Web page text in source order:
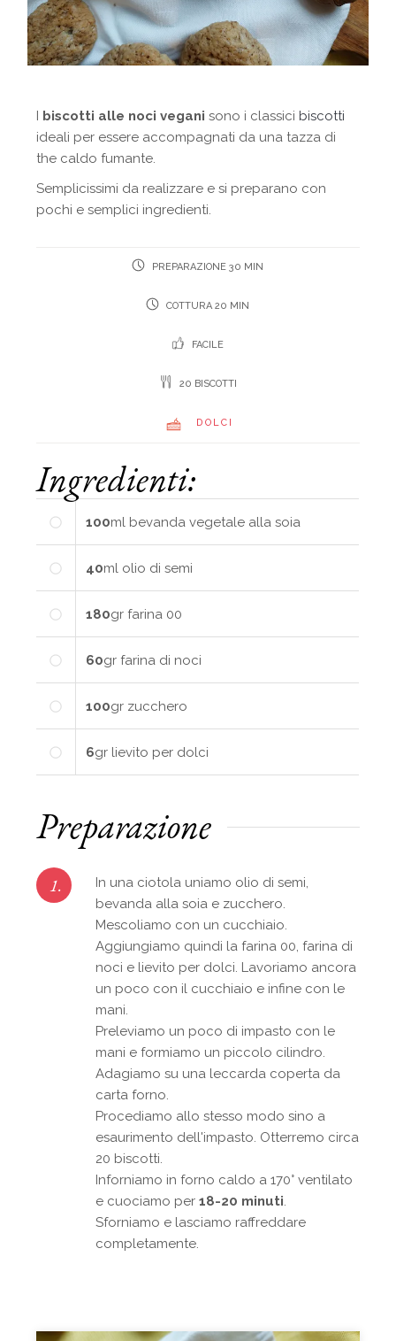
I biscotti alle noci veganisono i classici biscotti
ideali per essere accompagnati da una tazza di
the caldo fumante.
Semplicissimi da realizzare e si preparano con
pochi e semplici ingredienti.
PREPARAZIONE 30 MIN
COTTURA 20 MIN
FACILE
20 BISCOTTI
DOLCI
Ingredienti:
100ml bevanda vegetale alla soia
40ml olio di semi
180gr farina 00
60gr farina di noci
100gr zucchero
6gr lievito per dolci
Preparazione
1.
In una ciotola uniamo olio di semi,
bevanda alla soia e zucchero.
Mescoliamo con un cucchiaio.
Aggiungiamo quindi la farina 00, farina di
noci e lievito per dolci. Lavoriamo ancora
un poco con il cucchiaio e infine con le
mani.
Preleviamo un poco di impasto con le
mani e formiamo un piccolo cilindro.
Adagiamo su una leccarda coperta da
carta forno.
Procediamo allo stesso modo sino a
esaurimento dell'impasto. Otterremo circa
20 biscotti.
Inforniamo in forno caldo a 170° ventilato
e cuociamo per18-20 minuti.
Sforniamo e lasciamo raffreddare
completamente.